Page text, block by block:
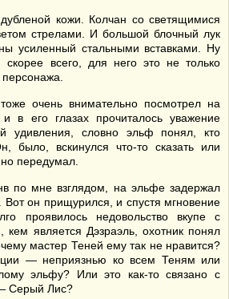
кожи. Колчан со светящимися
стрелами. И большой блочный лук
усиленный стальными вставками. Ну
всего, для него это не только
очень внимательно посмотрел на
в его глазах прочиталось уважение
удивления, словно эльф понял, кто
было, вскинулся что-то сказать или
передумал.
по мне взглядом, на эльфе задержал
Вот он прищурился, и спустя мгновение
проявилось недовольство вкупе с
является Дэзраэль, охотник понял
мастер Теней ему так не нравится?
— неприязнью ко всем Теням или
эльфу? Или это как-то связано с
Серый Лис?